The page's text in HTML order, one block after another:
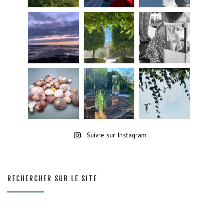
Suivre sur Instagram
RECHERCHER SUR LE SITE